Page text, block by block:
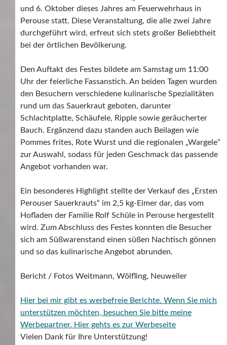
und 6. Oktober dieses Jahres am Feuerwehrhaus in
Perouse statt. Diese Veranstaltung, die alle zwei Jahre
durchgeführt wird, erfreut sich stets großer Beliebtheit
bei der örtlichen Bevölkerung.
Den Auftakt des Festes bildete am Samstag um 11:00
Uhr der feierliche Fassanstich. An beiden Tagen wurden
den Besuchern verschiedene kulinarische Spezialitäten
rund um das Sauerkraut geboten, darunter
Schlachtplatte, Schäufele, Ripple sowie geräucherter
Bauch. Ergänzend dazu standen auch Beilagen wie
Pommes frites, Rote Wurst und die regionalen „Wargele“
zur Auswahl, sodass für jeden Geschmack das passende
Angebot vorhanden war.
Ein besonderes Highlight stellte der Verkauf des „Ersten
Perouser Sauerkrauts“ im 2,5 kg-Eimer dar, das vom
Hofladen der Familie Rolf Schüle in Perouse hergestellt
wird. Zum Abschluss des Festes konnten die Besucher
sich am Süßwarenstand einen süßen Nachtisch gönnen
und so das kulinarische Angebot abrunden.
Bericht / Fotos Weitmann, Wölfling, Neuweiler
Hier bei mir gibt es werbefreie Berichte. Wenn Sie mich
unterstützen möchten, besuchen Sie bitte meine
Werbepartner. Hier gehts es zur Werbeseite
Vielen Dank für Ihre Unterstützung!